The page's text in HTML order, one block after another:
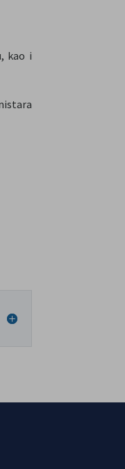
kao i